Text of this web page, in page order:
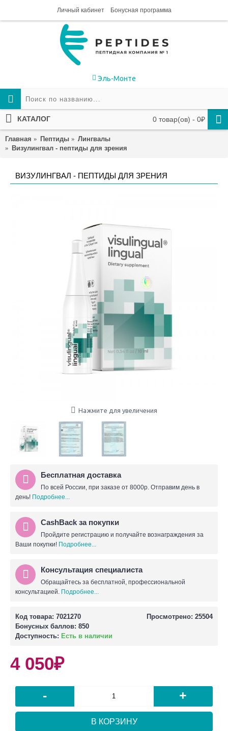
Личный кабинет Бонусная программа
Эль-Монте
0 товар(ов) - 0₽
КАТАЛОГ
Главная Пептиды
Лингвалы
Визулингвал - пептиды для зрения
ВИЗУЛИНГВАЛ - ПЕПТИДЫ ДЛЯ ЗРЕНИЯ
Нажмите для увеличения
Бесплатная доставка
По всей России, при заказе от 8000р. Отправим день в
день! Подробнее...
CashBack за покупки
Пройдите регистрацию и получайте вознаграждения за
Ваши покупки! Подробнее...
Консультация специалиста
Обращайтесь за бесплатной, профессиональной
консультацией. Подробнее...
Просмотрено: 25504
Код товара: 7021270
Бонусных баллов: 850
Доступность: Есть в наличии
4 050₽
- +
В КОРЗИНУ